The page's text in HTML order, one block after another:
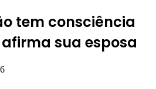
tem consciência
sua esposa